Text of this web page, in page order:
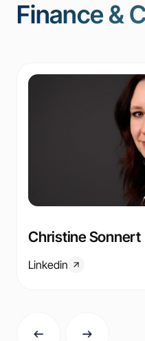
Finance &
Christine Sonnert
Linkedin